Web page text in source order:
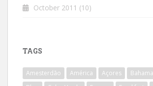
October 2011 (10)
TAGS
Amesterdão América Açores